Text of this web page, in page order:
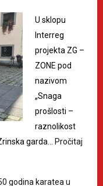
U sklopu
Interreg
projekta ZG –
ZONE pod
nazivom
„Snaga
prošlosti –
raznolikost
garda…
Pročitaj
godina karatea u